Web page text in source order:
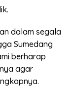
dalam segala
Sumedang
berharap
agar